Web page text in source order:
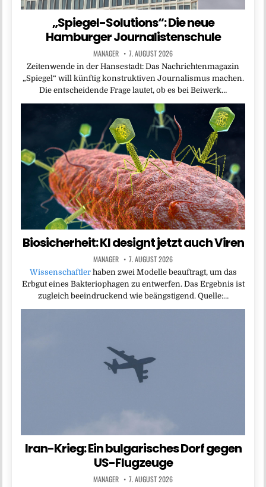
„Spiegel-Solutions“: Die neue
Hamburger Journalistenschule
MANAGER 7. AUGUST 2026
Zeitenwende in der Hansestadt: Das Nachrichtenmagazin
„Spiegel“ will künftig konstruktiven Journalismus machen.
Die entscheidende Frage lautet, ob es bei Beiwerk…
Biosicherheit: KI designt jetzt auch Viren
MANAGER 7. AUGUST 2026
Wissenschaftlerhaben zwei Modelle beauftragt, um das
Erbgut eines Bakteriophagen zu entwerfen. Das Ergebnis ist
zugleich beeindruckend wie beängstigend. Quelle:…
Iran-Krieg: Ein bulgarisches Dorf gegen
US-Flugzeuge
MANAGER 7. AUGUST 2026